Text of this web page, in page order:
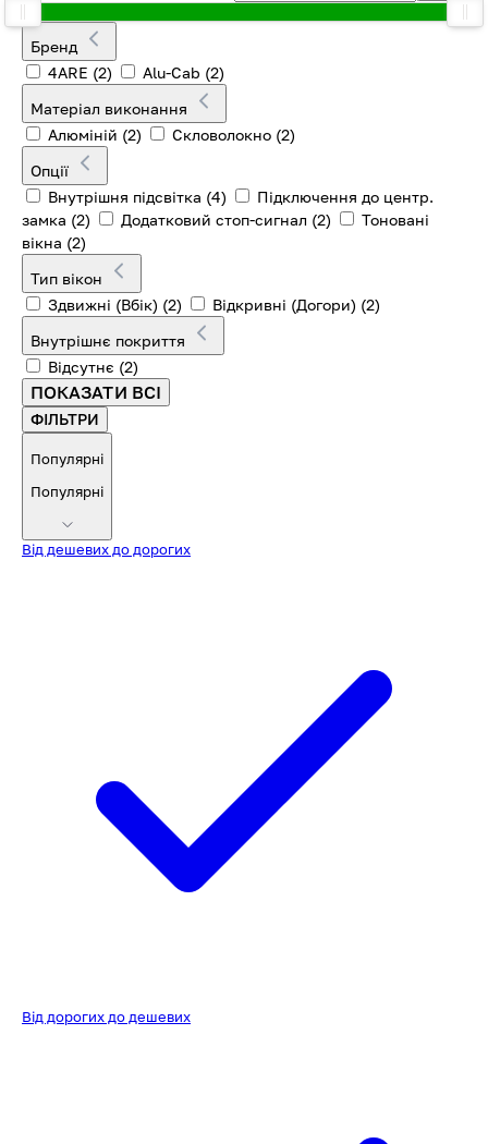
Бренд
4ARE (2) Alu-Cab (2)
Матеріал виконання
Алюміній (2) Скловолокно (2)
Опції
Внутрішня підсвітка (4)
Підключення до центр.
замка (2) Додатковий стоп-сигнал (2)
Тоновані
вікна (2)
Тип вікон
Здвижні (Вбік) (2) Відкривні (Догори) (2)
Внутрішнє покриття
Відсутнє (2)
ПОКАЗАТИ ВСІ
ФІЛЬТРИ
Популярні
Популярні
Від дешевих до дорогих
Від дорогих до дешевих